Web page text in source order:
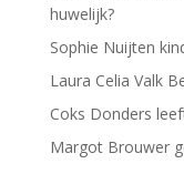
huwelijk?
Sophie Nuijten
Laura Celia Valk
Coks Donders
Margot Brouwer